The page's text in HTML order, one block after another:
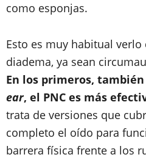
como esponjas.
Esto es muy habitual
diadema, ya sean
En los primeros,
ear, el PNC es más
trata de versiones que
completo el oído para
barrera física frente a los